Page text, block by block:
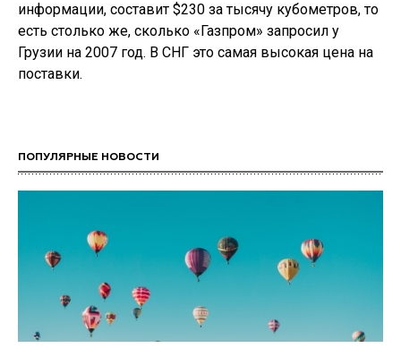
информации, составит $230 за тысячу кубометров, то
есть столько же, сколько «Газпром» запросил у
Грузии на 2007 год. В СНГ это самая высокая цена на
поставки.
ПОПУЛЯРНЫЕ НОВОСТИ